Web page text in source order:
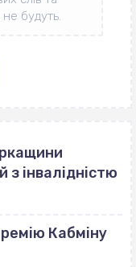
інвалідністю
Кабміну